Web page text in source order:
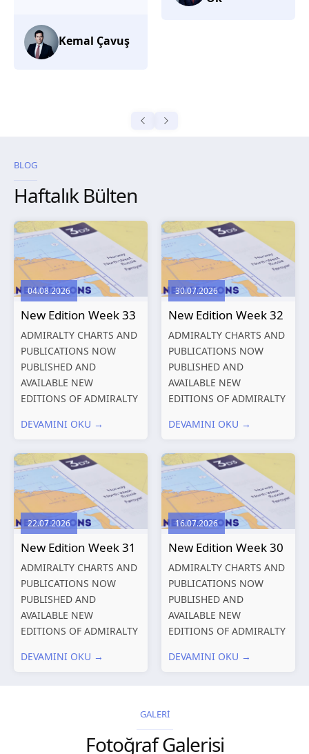
BLOG
Haftalık Bülten
04.08.2026
New Edition Week 33
ADMIRALTY CHARTS AND
PUBLICATIONS NOW
PUBLISHED AND
AVAILABLE NEW
EDITIONS OF ADMIRALTY
PUBLICATIONS New
Charts published 13
August 2026 Chart
Title, limits
and other remarks
319
International chart
DEVAMINI OKU →
30.07.2026
New Edition Week 32
ADMIRALTY CHARTS AND
PUBLICATIONS NOW
PUBLISHED AND
AVAILABLE NEW
EDITIONS OF ADMIRALTY
PUBLICATIONS New
Charts published 06
August 2026 Chart Title,
limits and other remarks
1602 China – Chang...
DEVAMINI OKU →
22.07.2026
New Edition Week 31
ADMIRALTY CHARTS AND
PUBLICATIONS NOW
PUBLISHED AND
AVAILABLE NEW
EDITIONS OF ADMIRALTY
PUBLICATIONS New
remarks 127 Korea
DEVAMINI OKU →
16.07.2026
New Edition Week 30
ADMIRALTY CHARTS AND
PUBLICATIONS NOW
PUBLISHED AND
AVAILABLE NEW
EDITIONS OF ADMIRALTY
PUBLICATIONS New
2026 Chart
Title, limits and other
remarks 67 Gulf of...
DEVAMINI OKU →
GALERİ
Fotoğraf Galerisi